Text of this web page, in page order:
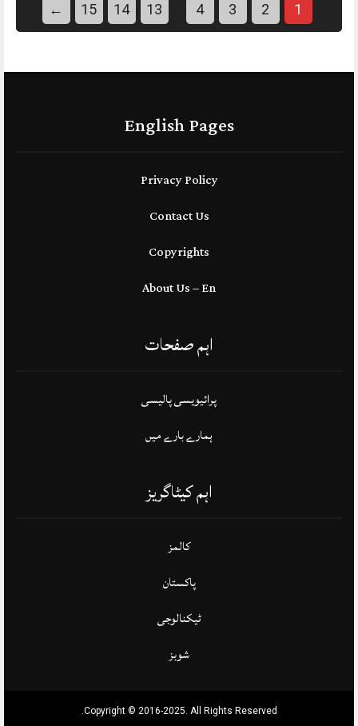
1
2
3
4
13
14
15
←
English Pages
Privacy Policy
Contact Us
Copyrights
About Us – En
اہم صفحات
پرائیویسی پالیسی
ہمارے بارے میں
اہم کیٹاگریز
کالمز
پاکستان
ٹیکنالوجی
شوبز
Copyright © 2016-2025. All Rights Reserved.